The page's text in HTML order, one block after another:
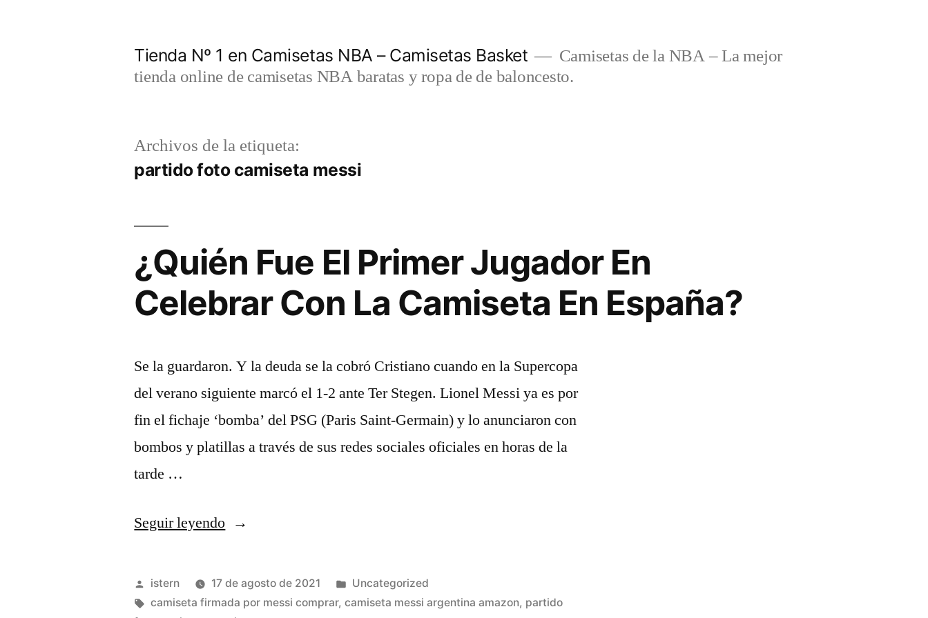
Tienda Nº 1 en Camisetas NBA – Camisetas Basket
Camisetas de la NBA – La mejor
tienda online de camisetas NBA baratas y ropa de de baloncesto.
Archivos de la etiqueta:
partido foto camiseta messi
¿Quién Fue El Primer Jugador En
Celebrar Con La Camiseta En España?
Se la guardaron. Y la deuda se la cobró Cristiano cuando en la Supercopa
del verano siguiente marcó el 1-2 ante Ter Stegen. Lionel Messi ya es por
fin el fichaje ‘bomba’ del PSG (Paris Saint-Germain) y lo anunciaron con
bombos y platillas a través de sus redes sociales oficiales en horas de la
tarde …
Seguir leyendo«¿Quién
El
Primer
Publicado
por
istern 17 de agosto de 2021
Publicado
en
Uncategorized
Etiquetas:
camiseta firmada por messi comprar,camiseta messi argentina amazon, partido